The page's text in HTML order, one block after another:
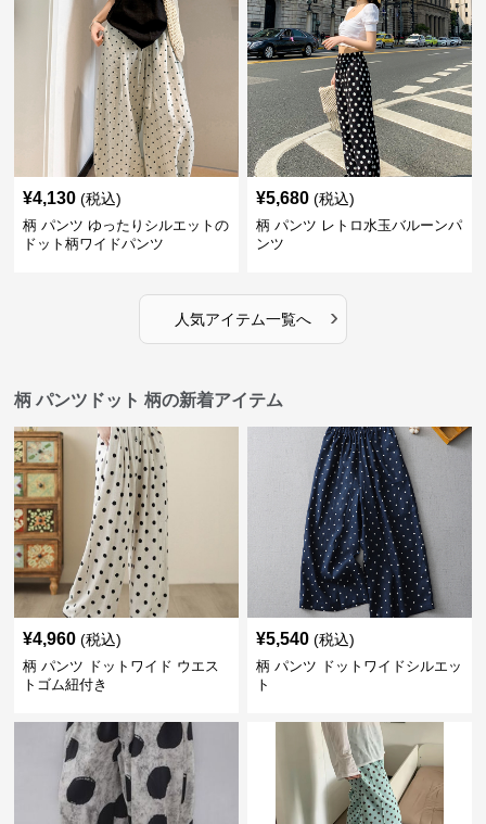
¥4,130 (税込)
柄 パンツ ゆったりシルエットの
ドット柄ワイドパンツ
¥5,680 (税込)
柄 パンツ レトロ水玉バルーンパ
ンツ
人気アイテム一覧へ ›
柄 パンツドット 柄の新着アイテム
¥4,960 (税込)
柄 パンツ ドットワイド ウエス
トゴム紐付き
¥5,540 (税込)
柄 パンツ ドットワイドシルエッ
ト